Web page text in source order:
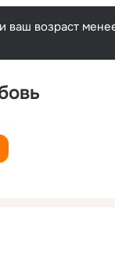
возраст